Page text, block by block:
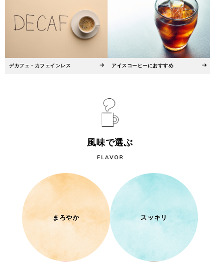
デカフェ・カフェインレス アイスコーヒーにおすすめ
風味で選ぶ
まろやか スッキリ